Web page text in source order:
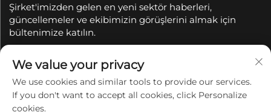
Şirket'imizden gelen en yeni sektör haberleri,
güncellemeler ve ekibimizin görüşlerini almak için
bültenimize katılın.
Telif Hakkı © 2025 Chaozhou Qianyue Seramik Sanayi
We value your privacy
We use cookies and similar tools to provide our services.
If you don't want to accept all cookies, click Personalize
cookies.